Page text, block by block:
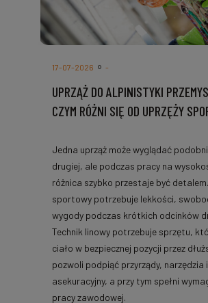
17-07-2026 -
UPRZĄŻ DO ALPINISTYKI
CZYM RÓŻNI SIĘ OD UPRZĘŻY
Jedna uprząż może wyglądać
drugiej, ale podczas pracy na
różnica szybko przestaje być
sportowy potrzebuje lekkości,
wygody podczas krótkich odcinków
Technik linowy potrzebuje sprzętu,
ciało w bezpiecznej pozycji przez
pozwoli podpiąć przyrządy, narzędzia
asekuracyjny, a przy tym spełni
pracy zawodowej.